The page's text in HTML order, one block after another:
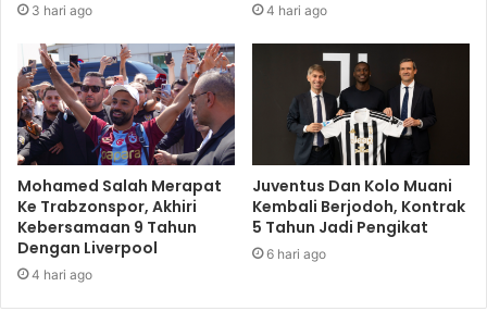
3 hari ago 4 hari ago
Mohamed Salah Merapat
Ke Trabzonspor, Akhiri
Kebersamaan 9 Tahun
Dengan Liverpool
4 hari ago
Juventus Dan Kolo Muani
Kembali Berjodoh, Kontrak
5 Tahun Jadi Pengikat
6 hari ago